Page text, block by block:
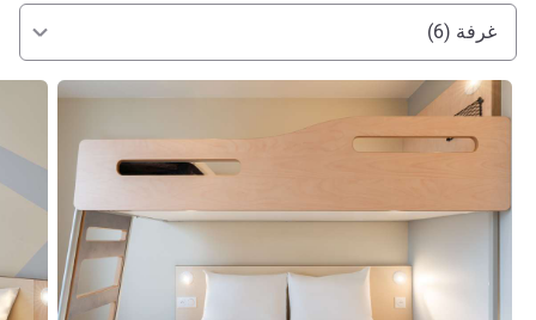
غرفة (6)
راجع التفاصيل راجع